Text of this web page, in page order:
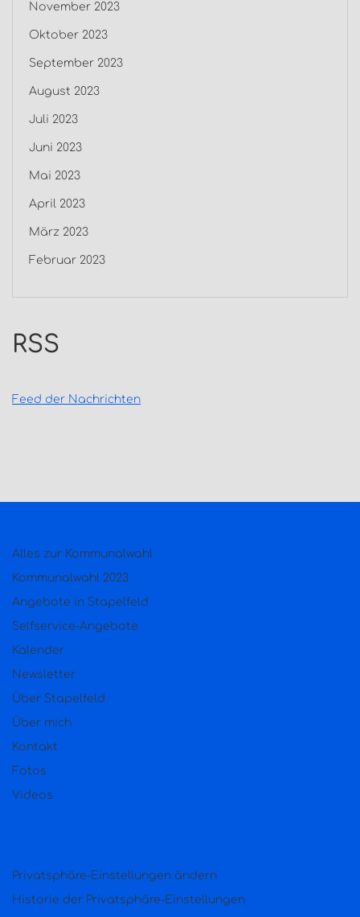
November 2023
Oktober 2023
September 2023
August 2023
Juli 2023
Juni 2023
Mai 2023
April 2023
März 2023
Februar 2023
RSS
Feed der Nachrichten
Alles zur Kommunalwahl
Kommunalwahl 2023
Angebote in Stapelfeld
Selfservice-Angebote
Kalender
Newsletter
Über Stapelfeld
Über mich
Kontakt
Fotos
Videos
Privatsphäre-Einstellungen ändern
Historie der Privatsphäre-Einstellungen